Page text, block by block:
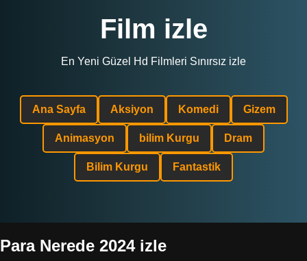
Film izle
En Yeni Güzel Hd Filmleri Sınırsız izle
Ana Sayfa Aksiyon Komedi Gizem
Animasyon bilim Kurgu Dram
Bilim Kurgu Fantastik
Para Nerede 2024 izle